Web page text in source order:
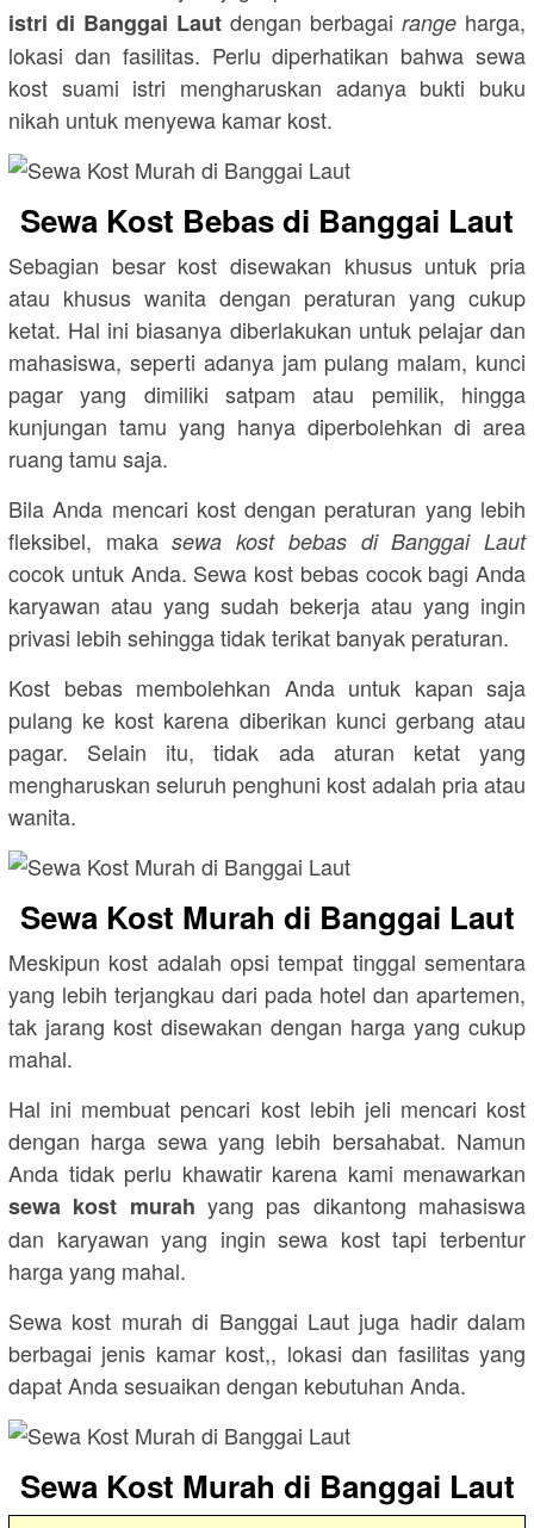
istri di Banggai Laut dengan berbagai range harga,
lokasi dan fasilitas. Perlu diperhatikan bahwa sewa
kost suami istri mengharuskan adanya bukti buku
nikah untuk menyewa kamar kost.
Sewa Kost Bebas di Banggai Laut
Sebagian besar kost disewakan khusus untuk pria
atau khusus wanita dengan peraturan yang cukup
ketat. Hal ini biasanya diberlakukan untuk pelajar dan
mahasiswa, seperti adanya jam pulang malam, kunci
pagar yang dimiliki satpam atau pemilik, hingga
kunjungan tamu yang hanya diperbolehkan di area
ruang tamu saja.
Bila Anda mencari kost dengan peraturan yang lebih
fleksibel, makasewa kost bebas di Banggai Laut
cocok untuk Anda. Sewa kost bebas cocok bagi Anda
karyawan atau yang sudah bekerja atau yang ingin
privasi lebih sehingga tidak terikat banyak peraturan.
Kost bebas membolehkan Anda untuk kapan saja
pulang ke kost karena diberikan kunci gerbang atau
pagar. Selain itu, tidak ada aturan ketat yang
mengharuskan seluruh penghuni kost adalah pria atau
wanita.
Sewa Kost Murah di Banggai Laut
Meskipun kost adalah opsi tempat tinggal sementara
yang lebih terjangkau dari pada hotel dan apartemen,
tak jarang kost disewakan dengan harga yang cukup
mahal.
Hal ini membuat pencari kost lebih jeli mencari kost
dengan harga sewa yang lebih bersahabat. Namun
Anda tidak perlu khawatir karena kami menawarkan
sewa kost murah yang pas dikantong mahasiswa
dan karyawan yang ingin sewa kost tapi terbentur
harga yang mahal.
Sewa kost murah di Banggai Laut juga hadir dalam
berbagai jenis kamar kost,, lokasi dan fasilitas yang
dapat Anda sesuaikan dengan kebutuhan Anda.
Sewa Kost Murah di Banggai Laut